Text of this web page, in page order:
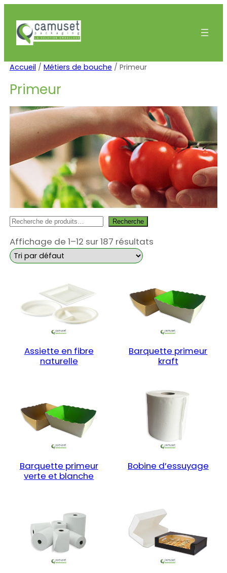
contenu
Accueil / Métiers de bouche / Primeur
Primeur
Recherche Recherche
Affichage de 1–12 sur 187 résultats
Assiette en fibre
naturelle
Barquette primeur
kraft
Barquette primeur
verte et blanche
Bobine d’essuyage